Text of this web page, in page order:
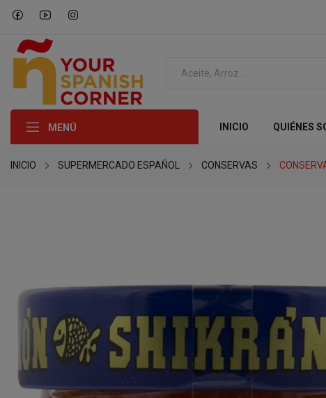
MENÚ INICIO QUIÉNES
INICIO SUPERMERCADO ESPAÑOL CONSERVAS